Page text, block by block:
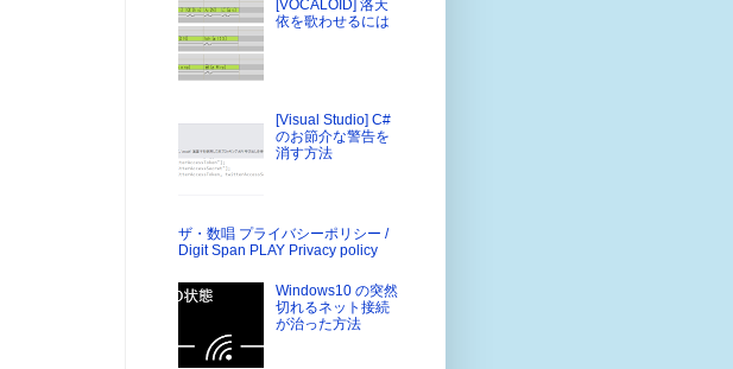
[VOCALOID] 洛天
依を歌わせるには
[Visual Studio] C#
のお節介な警告を
消す方法
ザ・数唱 プライバシーポリシー /
Digit Span PLAY Privacy policy
Windows10 の突然
切れるネット接続
が治った方法